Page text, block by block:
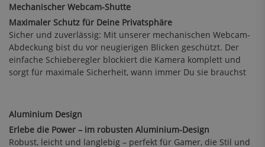
Mechanischer Webcam-Shutte
Maximaler Schutz für Deine Privatsphäre
Sicher und zuverlässig: Mit unserer mechanischen Webcam-
Abdeckung bist du vor neugierigen Blicken geschützt. Der
einfache Schieberegler blockiert die Kamera komplett und
sorgt für maximale Sicherheit, wann immer Du sie brauchst
Aluminium Design
Erlebe die Power – im robusten Aluminium-Design
Robust, leicht und langlebig – perfekt für Gamer, die Stil und